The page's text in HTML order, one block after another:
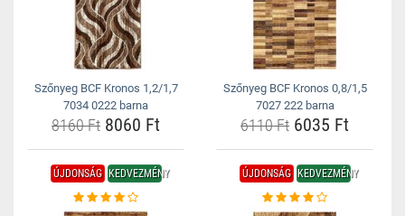
Szőnyeg BCF Kronos 1,2/1,7
7034 0222 barna
8160 Ft 8060 Ft
Szőnyeg BCF Kronos 0,8/1,5
7027 222 barna
6110 Ft 6035 Ft
ÚJDONSÁG KEDVEZMÉNY ÚJDONSÁG KEDVEZMÉNY